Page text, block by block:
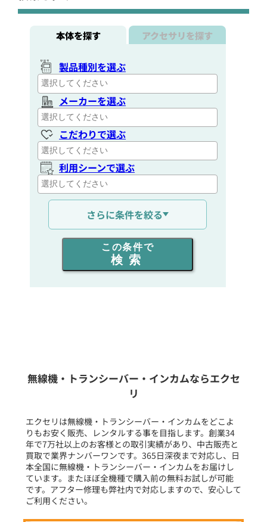
本体を探す アクセサリを探す
製品種別を選ぶ
メーカーを選ぶ
こだわりで選ぶ
利用シーンで選ぶ
通信距離を選ぶ
出力を選ぶ
同時通話人数を選ぶ
フリーワード入力(製品名等)
選択条件をリセット
さらに条件を絞る
この条件で
検索
無線機・トランシーバー・インカムならエクセ
リ
エクセリは無線機・トランシーバー・インカムをどこよ
りもお安く販売、レンタルする事を目指します。創業34
年で7万社以上のお客様との取引実績があり、中古販売と
買取で業界ナンバーワンです。365日深夜まで対応し、日
本全国に無線機・トランシーバー・インカムをお届けし
ています。またほぼ全機種で購入前の無料お試しが可能
です。アフター修理も弊社内で対応しますので、安心して
ご利用ください。